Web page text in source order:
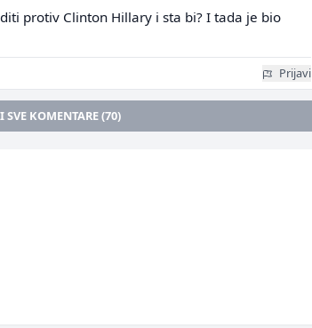
protiv Clinton Hillary i sta bi? I tada je bio
Prijavi
SVE KOMENTARE (70)